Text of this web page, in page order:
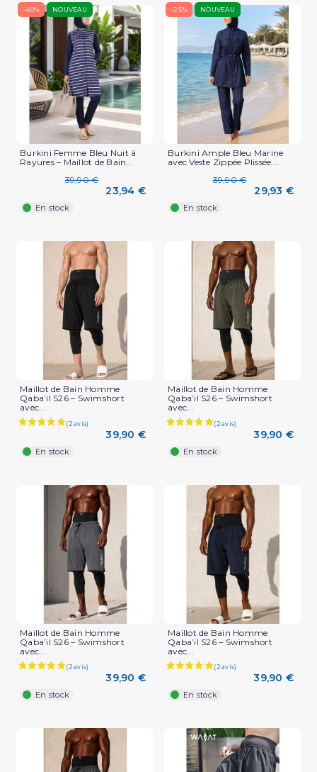
-40% NOUVEAU
Burkini Femme Bleu Nuit à
Rayures – Maillot de Bain...
39,90 €
23,94 €
En stock
-25% NOUVEAU
Burkini Ample Bleu Marine
avec Veste Zippée Plissée...
39,90 €
29,93 €
En stock
Maillot de Bain Homme
Qaba’il S26 – Swimshort
avec...
39,90 €
En stock
Maillot de Bain Homme
Qaba’il S26 – Swimshort
avec...
39,90 €
En stock
Maillot de Bain Homme
Qaba’il S26 – Swimshort
avec...
39,90 €
En stock
Maillot de Bain Homme
Qaba’il S26 – Swimshort
avec...
39,90 €
En stock